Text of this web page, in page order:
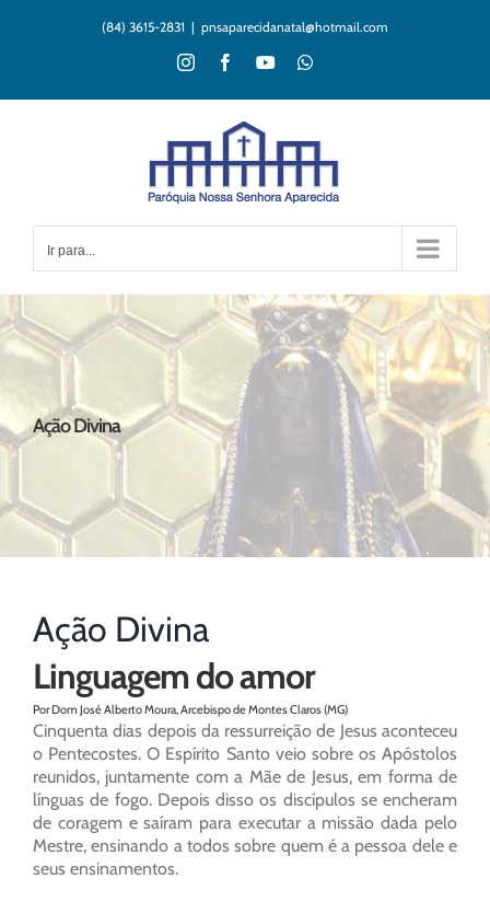
(84) 3615-2831 | pnsaparecidanatal@hotmail.com
InstagramFacebookYouTubeWhatsApp
Ir para...
Ação Divina
Ação Divina
Linguagem do amor
Por Dom José Alberto Moura, Arcebispo de Montes Claros (MG)
Cinquenta dias depois da ressurreição de Jesus aconteceu
o Pentecostes. O Espírito Santo veio sobre os Apóstolos
reunidos, juntamente com a Mãe de Jesus, em forma de
línguas de fogo. Depois disso os discípulos se encheram
de coragem e saíram para executar a missão dada pelo
Mestre, ensinando a todos sobre quem é a pessoa dele e
seus ensinamentos.